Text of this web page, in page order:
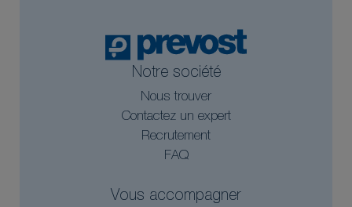
Notre société
Nous trouver
Contactez un expert
Recrutement
FAQ
Vous accompagner